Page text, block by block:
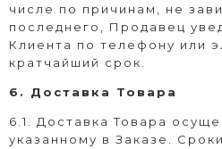
числе по причинам, не
последнего, Продавец
Клиента по телефону или
кратчайший срок.
6. Доставка Товара
6.1. Доставка Товара
указанному в Заказе.